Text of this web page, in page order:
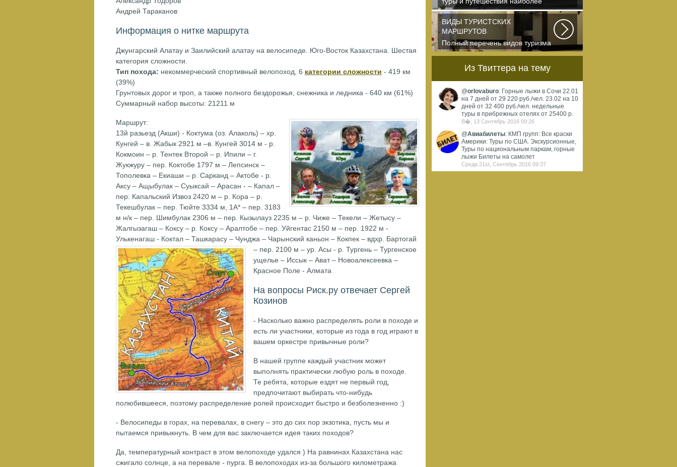
Андрей Тараканов
Информация о нитке маршрута
Джунгарский Алатау и Заилийский алатау на велосипеде. Юго-Восток Казахстана. Шестая
категория сложности.
Тип похода: некоммерческий спортивный велопоход, 6 категории сложности - 419 км
(39%)
Грунтовых дорог и троп, а также полного бездорожья, снежника и ледника - 640 км (61%)
Суммарный набор высоты: 21211 м
Маршрут:
13й разьезд (Акши) - Коктума (оз. Алаколь) – хр.
Кунгей – в. Жабык 2921 м –в. Кунгей 3014 м - р.
Кокмоин – р. Тентек Второй – р. Ипили – г.
Жукжуру – пер. Коктобе 1797 м – Лепсинск –
Тополевка – Екиаши – р. Сарканд – Актобе - р.
Аксу – Ащыбулак – Суыксай – Арасан - – Капал –
пер. Капальский Извоз 2420 м – р. Кора – р.
Текешбулак – пер. Тюйте 3334 м, 1А* – пер. 3183
м н/к – пер. Шимбулак 2306 м – пер. Кызылауз 2235 м – р. Чиже – Текели – Жетысу –
Жалгызагаш – Коксу – р. Коксу – Аралтобе – пер. Уйгентас 2150 м – пер. 1922 м -
Улькенагаш - Коктал – Ташкарасу – Чунджа – Чарынский каньон – Кокпек – вдхр. Бартогай
– пер. 2100 м – ур. Асы - р. Тургень – Тургенское
ущелье – Иссык – Ават – Новоалексеевка –
Красное Поле - Алмата
На вопросы Риск.ру отвечает Сергей
Козинов
- Насколько важно распределять роли в походе и
есть ли участники, которые из года в год играют в
вашем оркестре привычные роли?
В нашей группе каждый участник может
выполнять практически любую роль в походе.
Те ребята, которые ездят не первый год,
предпочитают выбирать что-нибудь
полюбившееся, поэтому распределение ролей происходит быстро и безболезненно :)
- Велосипеды в горах, на перевалах, в снегу – это до сих пор экзотика, пусть мы и
пытаемся привыкнуть. В чем для вас заключается идея таких походов?
Да, температурный контраст в этом велопоходе удался ) На равнинах Казахстана нас
сжигало солнце, а на перевале - пурга. В велопоходах из-за большого километража
полно и органично...
ВИДЫ ТУРИСТСКИХ
МАРШРУТОВ
Полный перечень видов туризма
официально
классифицированных...
Из Твиттера на тему
@orlovaburo: Горные лыжи в Сочи 22.01
на 7 дней от 29 220 руб./чел. 23.02 на 10
дней от 32 400 руб./чел. недельные
туры в прибрежных отелях от 25400 р.
В�, 13 Сентябрь 2016 09:26
@Авиабилеты: КМП групп: Все краски
Америки: Туры по США. Экскурсионные,
Туры по национальным паркам, горные
лыжи Билеты на самолет
Среда 21st, Сентябрь 2016 09:37